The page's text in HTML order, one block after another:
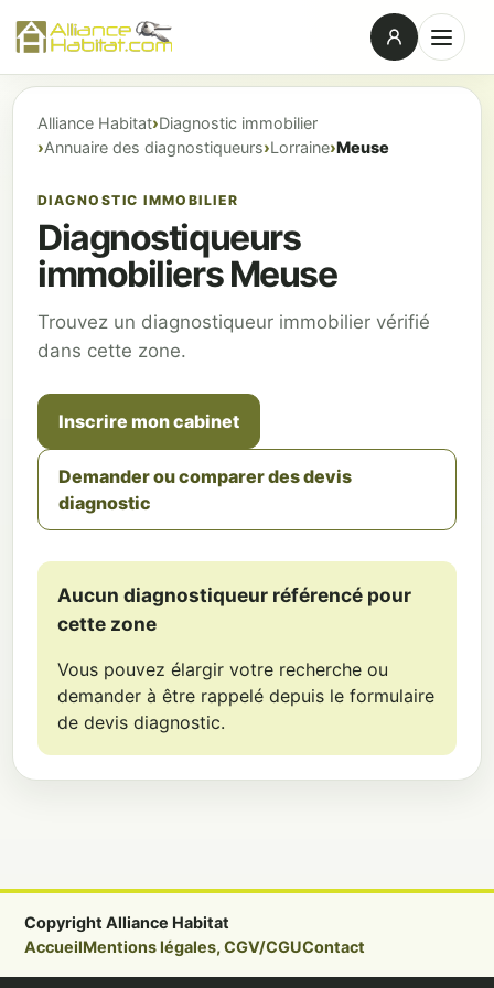
Alliance Habitat Diagnostic immobilier
Annuaire des diagnostiqueurs Lorraine Meuse
DIAGNOSTIC IMMOBILIER
Diagnostiqueurs
immobiliers Meuse
Trouvez un diagnostiqueur immobilier vérifié
dans cette zone.
Inscrire mon cabinet
Demander ou comparer des devis
diagnostic
Aucun diagnostiqueur référencé pour
cette zone
Vous pouvez élargir votre recherche ou
demander à être rappelé depuis le formulaire
de devis diagnostic.
Copyright Alliance Habitat
AccueilMentions légales, CGV/CGUContact